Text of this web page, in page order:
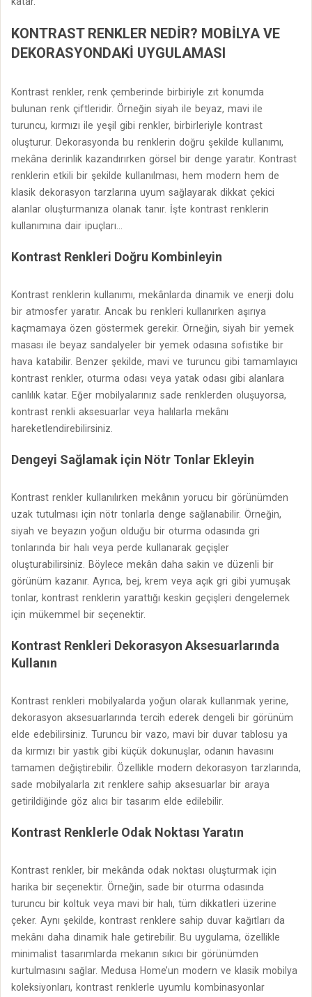
KONTRAST RENKLER NEDIR? MOBILYA VE
DEKORASYONDAKI UYGULAMASI
Kontrast renkler, renk çemberinde birbiriyle zıt konumda
bulunan renk çiftleridir. Örneğin siyah ile beyaz, mavi ile
turuncu, kırmızı ile yeşil gibi renkler, birbirleriyle kontrast
oluşturur. Dekorasyonda bu renklerin doğru şekilde kullanımı,
mekâna derinlik kazandırırken görsel bir denge yaratır. Kontrast
renklerin etkili bir şekilde kullanılması, hem modern hem de
klasik dekorasyon tarzlarına uyum sağlayarak dikkat çekici
alanlar oluşturmanıza olanak tanır. İşte kontrast renklerin
kullanımına dair ipuçları...
Kontrast Renkleri Doğru Kombinleyin
Kontrast renklerin kullanımı, mekânlarda dinamik ve enerji dolu
bir atmosfer yaratır. Ancak bu renkleri kullanırken aşırıya
kaçmamaya özen göstermek gerekir. Örneğin, siyah bir yemek
masası ile beyaz sandalyeler bir yemek odasına sofistike bir
hava katabilir. Benzer şekilde, mavi ve turuncu gibi tamamlayıcı
kontrast renkler, oturma odası veya yatak odası gibi alanlara
canlılık katar. Eğer mobilyalarınız sade renklerden oluşuyorsa,
kontrast renkli aksesuarlar veya halılarla mekânı
hareketlendirebilirsiniz.
Dengeyi Sağlamak için Nötr Tonlar Ekleyin
Kontrast renkler kullanılırken mekânın yorucu bir görünümden
uzak tutulması için nötr tonlarla denge sağlanabilir. Örneğin,
siyah ve beyazın yoğun olduğu bir oturma odasında gri
tonlarında bir halı veya perde kullanarak geçişler
oluşturabilirsiniz. Böylece mekân daha sakin ve düzenli bir
görünüm kazanır. Ayrıca, bej, krem veya açık gri gibi yumuşak
tonlar, kontrast renklerin yarattığı keskin geçişleri dengelemek
için mükemmel bir seçenektir.
Kontrast Renkleri Dekorasyon Aksesuarlarında
Kullanın
Kontrast renkleri mobilyalarda yoğun olarak kullanmak yerine,
dekorasyon aksesuarlarında tercih ederek dengeli bir görünüm
elde edebilirsiniz. Turuncu bir vazo, mavi bir duvar tablosu ya
da kırmızı bir yastık gibi küçük dokunuşlar, odanın havasını
tamamen değiştirebilir. Özellikle modern dekorasyon tarzlarında,
sade mobilyalarla zıt renklere sahip aksesuarlar bir araya
getirildiğinde göz alıcı bir tasarım elde edilebilir.
Kontrast Renklerle Odak Noktası Yaratın
Kontrast renkler, bir mekânda odak noktası oluşturmak için
harika bir seçenektir. Örneğin, sade bir oturma odasında
turuncu bir koltuk veya mavi bir halı, tüm dikkatleri üzerine
çeker. Aynı şekilde, kontrast renklere sahip duvar kağıtları da
mekânı daha dinamik hale getirebilir. Bu uygulama, özellikle
minimalist tasarımlarda mekanın sıkıcı bir görünümden
kurtulmasını sağlar. Medusa Home’un modern ve klasik mobilya
koleksiyonları, kontrast renklerle uyumlu kombinasyonlar